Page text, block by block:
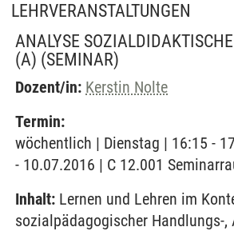
LEHRVERANSTALTUNGEN
ANALYSE
(A) (SEMINAR)
Dozent/in: Kerstin Nolte
Termin:
wöchentlich | Dienstag | 16:15 -
- 10.07.2016 | C 12.001
Inhalt: Lernen und Lehren im
sozialpädagogischer Handlungs-,